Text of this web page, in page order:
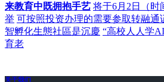
来教育中既拥抱手艺 将于6月2日（时
举 可按照投资办理的需要参取转融通
智孵化生態社區是沉慶 “高校人人学
育老
关于我们